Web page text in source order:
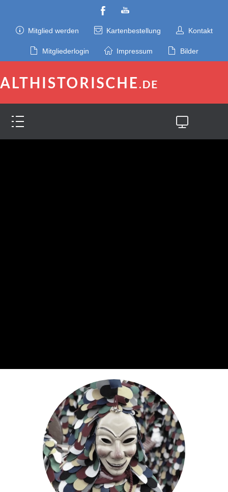
Mitglied werden Kartenbestellung Kontakt
Mitgliederlogin Impressum Bilder